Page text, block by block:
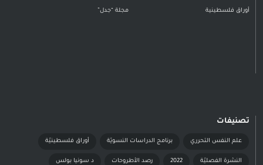
أوراق فلسطينية مجلة “جدل”
تصنيفات
علم النفس التحرري برنامج الدراسات النسويّة أوراق فلسطينيّة
النشرة الفصليّة 2022 رصد الأطروحات د سونيا بولس